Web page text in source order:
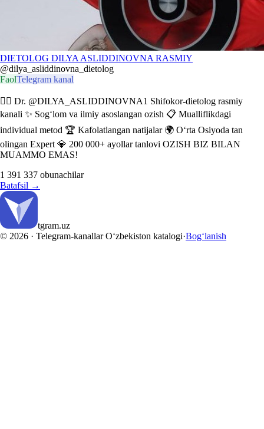
DIETOLOG DILYA ASLIDDINOVNA RASMIY️️
@dilya_asliddinovna_dietolog
FaolTelegram kanal
👩‍⚕️ Dr. @DILYA_ASLIDDINOVNA1 Shifokor-dietolog rasmiy
kanali ✨ Sog‘lom va ilmiy asoslangan ozish 📋 Mualliflikdagi
individual metod 🏆 Kafolatlangan natijalar 🌍 O‘rta Osiyoda tan
olingan Expert 💎 200 000+ ayollar tanlovi OZISH BIZ BILAN
MUAMMO EMAS!
1 391 337 obunachilar
Batafsil →
tgram.uz
© 2026 · Telegram-kanallar O‘zbekiston katalogi·Bog‘lanish